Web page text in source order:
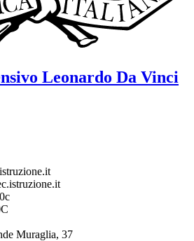
Leonardo Da Vinci
Muraglia, 37